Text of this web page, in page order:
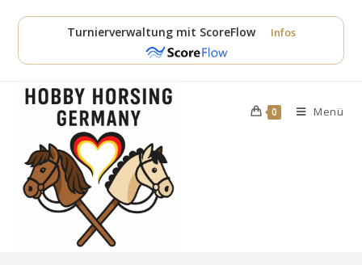
Inhalt
Turnierverwaltung mit ScoreFlow Infos
0 Menü